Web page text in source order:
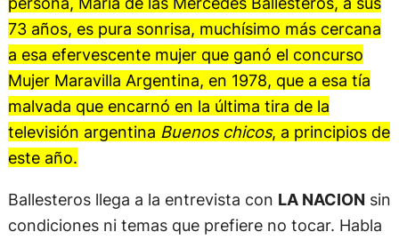
73 años, es pura sonrisa, muchísimo más cercana
a esa efervescente mujer que ganó el concurso
Mujer Maravilla Argentina, en 1978, que a esa tía
malvada que encarnó en la última tira de la
televisión argentina Buenos chicos, a principios de
este año.
Ballesteros llega a la entrevista con LA NACION sin
condiciones ni temas que prefiere no tocar. Habla